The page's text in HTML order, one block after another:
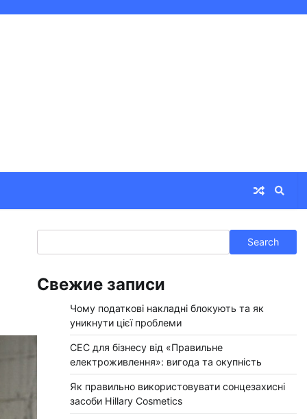
Search
Свежие записи
Чому податкові накладні блокують та як
уникнути цієї проблеми
СЕС для бізнесу від «Правильне
електроживлення»: вигода та окупність
Як правильно використовувати сонцезахисні
засоби Hillary Cosmetics